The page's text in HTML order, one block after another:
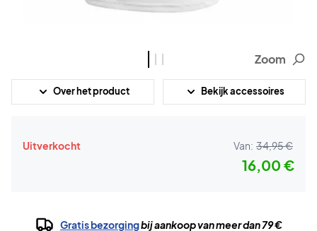
Zoom
Over het product Bekijk accessoires
Uitverkocht Van: 34,95 €
16,00 €
Gratis bezorgingbij aankoop van meer dan 79 €